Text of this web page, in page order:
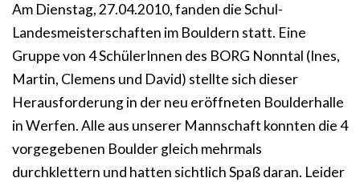
Am Dienstag, 27.04.2010, fanden die Schul-
Landesmeisterschaften im Bouldern statt. Eine
Gruppe von 4 SchülerInnen des BORG Nonntal (Ines,
Martin, Clemens und David) stellte sich dieser
Herausforderung in der neu eröffneten Boulderhalle
in Werfen. Alle aus unserer Mannschaft konnten die 4
vorgegebenen Boulder gleich mehrmals
durchklettern und hatten sichtlich Spaß daran. Leider